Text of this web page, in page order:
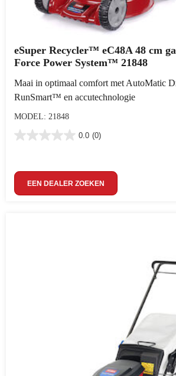
eSuper Recycler™ eC48A 48 cm
Force Power System™ 21848
Maai in optimaal comfort met AutoMatic
RunSmart™ en accutechnologie
MODEL: 21848
0.0 (0)
EEN DEALER ZOEKEN